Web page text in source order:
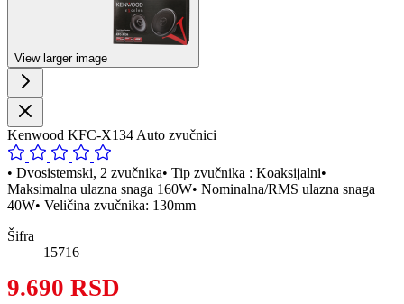
View larger image
Kenwood KFC-X134 Auto zvučnici
• Dvosistemski, 2 zvučnika• Tip zvučnika : Koaksijalni•
Maksimalna ulazna snaga 160W• Nominalna/RMS ulazna snaga
40W• Veličina zvučnika: 130mm
Šifra
15716
9.690 RSD